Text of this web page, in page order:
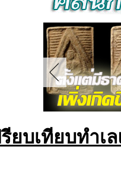
รียบเทียบทำ